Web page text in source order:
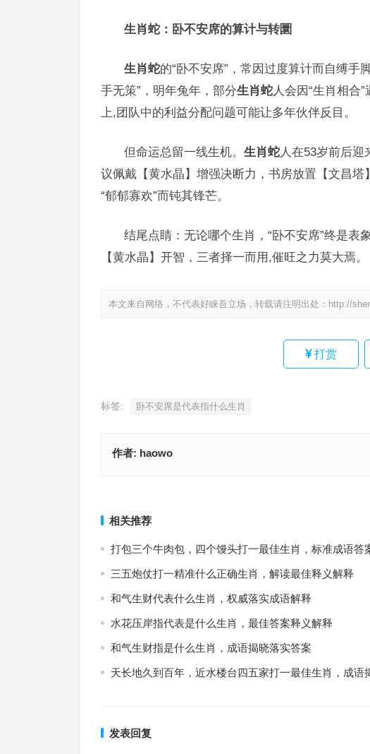
生肖蛇：卧不安席的算计与转圜
生肖蛇的“卧不安席”，常因过度算计而自缚手
手无策”，明年兔年，部分生肖蛇 人会因“生肖相合
上,团队中的利益分配问题可能让多年伙伴反目。
但命运总留一线生机。 生肖蛇 人在53岁前后迎
议佩戴【黄水晶】增强决断力，书房放置【文昌塔
“郁郁寡欢”而钝其锋芒。
结尾点睛：无论哪个生肖，“卧不安席”终是表
【黄水晶】开智，三者择一而用,催旺之力莫大焉。
本文来自网络，不代表好睐吾立场，转载请注明出处： http://
打赏
标签: 卧不安席是代表指什么生肖
作者: haowo
相关推荐
打包三个牛肉包，四个馒头打一最佳生肖，标准成语答
三五炮仗打一精准什么正确生肖，解读最佳释义解释
和气生财代表什么生肖，权威落实成语解释
水花压岸指代表是什么生肖，最佳答案释义解释
和气生财指是什么生肖，成语揭晓落实答案
天长地久到百年，近水楼台四五家打一最佳生肖，成语
发表回复